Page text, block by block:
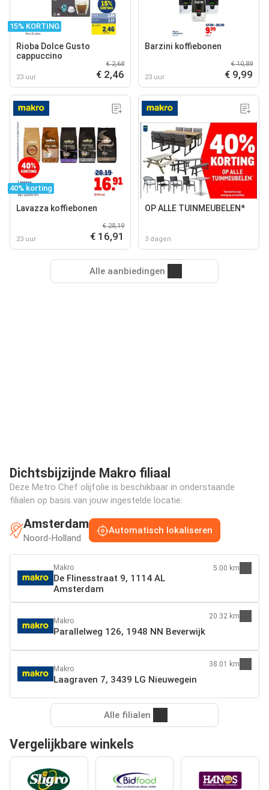
15% KORTING
Rioba Dolce Gusto
cappuccino
23 uur
€ 2,68
€ 2,46
Barzini koffiebonen
23 uur
€ 10,89
€ 9,99
40% korting
Lavazza koffiebonen
23 uur
€ 28,19
€ 16,91
OP ALLE TUINMEUBELEN*
3 dagen
Alle aanbiedingen
Dichtsbijzijnde Makro filiaal
Deze Metro Chef olijfolie is beschikbaar in onderstaande
filialen op basis van jouw ingestelde locatie:
Amsterdam
Noord-Holland
Automatisch lokaliseren
Makro
De Flinesstraat 9, 1114 AL
Amsterdam
5.00 km
Makro
Parallelweg 126, 1948 NN Beverwijk
20.32 km
Makro
Laagraven 7, 3439 LG Nieuwegein
38.01 km
Alle filialen
Vergelijkbare winkels